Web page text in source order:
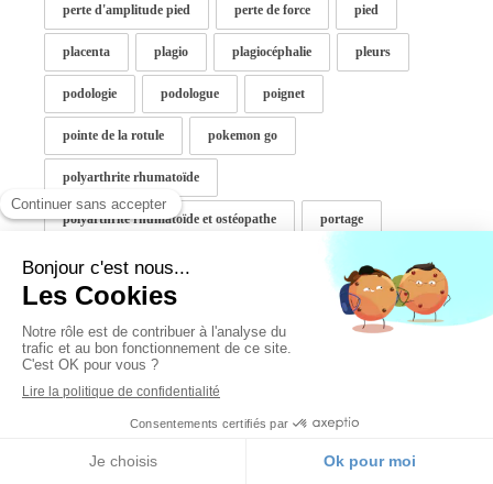
perte d'amplitude pied perte de force pied
placenta plagio plagiocéphalie pleurs
podologie podologue poignet
pointe de la rotule pokemon go
polyarthrite rhumatoïde
polyarthrite rhumatoïde et ostéopathe portage
position assise
posture posture ballon
pourquoi consulter un osteo preferences naturelles
préhension prévention
profession de la sante professionnel de santé couvre feu
proprioception psychologue